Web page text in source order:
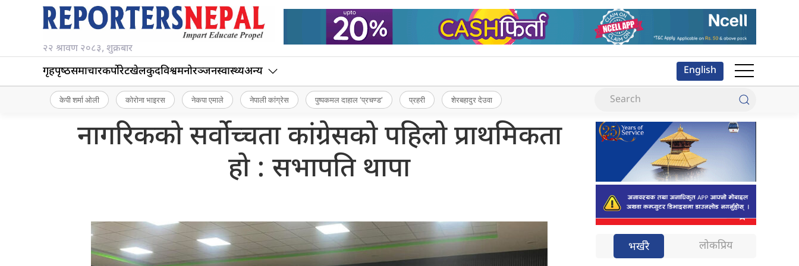
२२ श्रावण २०८३, शुक्रबार
गृहपृष्‍ठसमाचारकर्पोरेटखेलकुदविश्वमनोरञ्जनस्वास्थ्यअन्य English
केपी शर्मा ओली कोरोना भाइरस नेकपा एमाले नेपाली कांग्रेस पुष्पकमल दाहाल ‘प्रचण्ड’ प्रहरी शेरबहादुर देउवा
नागरिकको सर्वोच्चता कांग्रेसको पहिलो प्राथमिकता
हो : सभापति थापा
भर्खरै लोकप्रिय